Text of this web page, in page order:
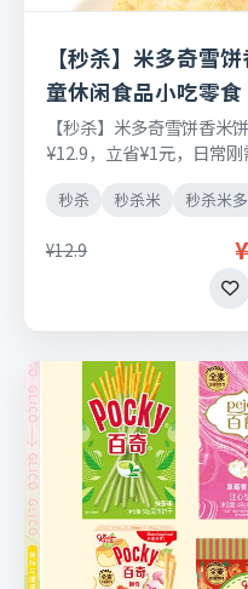
【秒杀】米多奇雪
童休闲食品小吃零食
【秒杀】米多奇雪饼香米
¥12.9，立省¥1元，日常
秒杀 秒杀米 秒杀米多
¥12.9